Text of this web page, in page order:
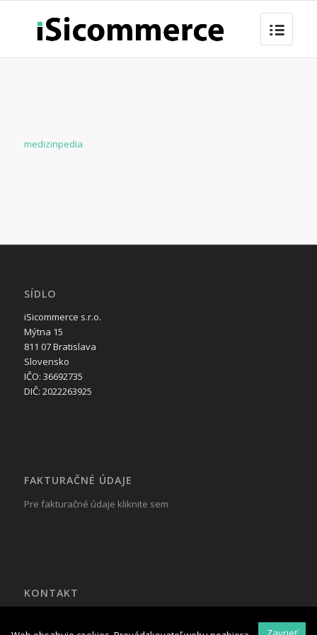
medizinpedia
SÍDLO
iSicommerce s.r.o.
Mýtna 15
811 07 Bratislava
Slovensko
IČO: 36692735
DIČ: 2022263925
FAKTURAČNÉ ÚDAJE
Pre fakturačné údaje kliknite sem
KONTAKT
Mail:reklama@isicommerce.sk